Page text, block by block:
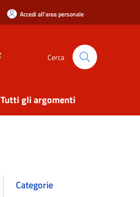
Accedi all'area personale
Cerca
Tutti gli argomenti
Categorie